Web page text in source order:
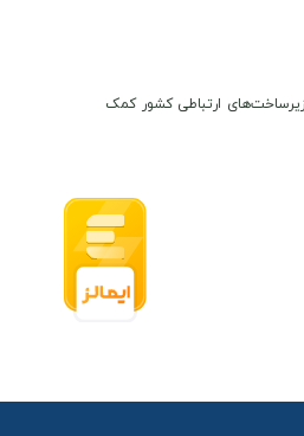
زیرساخت‌های ارتباطی کشور کمک